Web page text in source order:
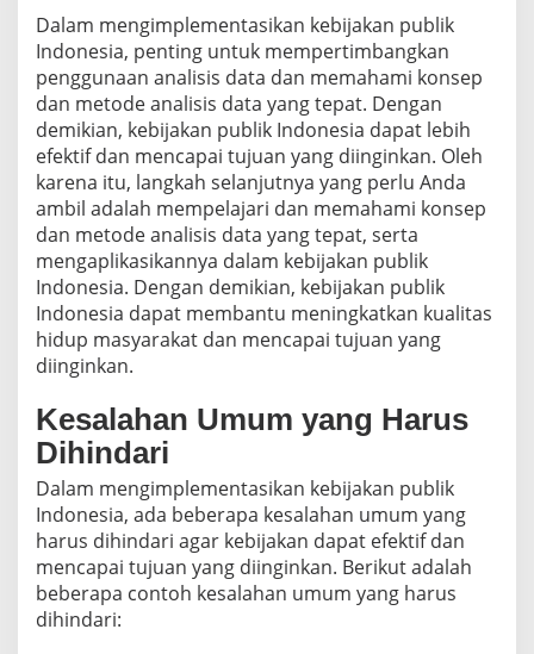
Dalam mengimplementasikan kebijakan publik
Indonesia, penting untuk mempertimbangkan
penggunaan analisis data dan memahami konsep
dan metode analisis data yang tepat. Dengan
demikian, kebijakan publik Indonesia dapat lebih
efektif dan mencapai tujuan yang diinginkan. Oleh
karena itu, langkah selanjutnya yang perlu Anda
ambil adalah mempelajari dan memahami konsep
dan metode analisis data yang tepat, serta
mengaplikasikannya dalam kebijakan publik
Indonesia. Dengan demikian, kebijakan publik
Indonesia dapat membantu meningkatkan kualitas
hidup masyarakat dan mencapai tujuan yang
diinginkan.
Kesalahan Umum yang Harus
Dihindari
Dalam mengimplementasikan kebijakan publik
Indonesia, ada beberapa kesalahan umum yang
harus dihindari agar kebijakan dapat efektif dan
mencapai tujuan yang diinginkan. Berikut adalah
beberapa contoh kesalahan umum yang harus
dihindari: